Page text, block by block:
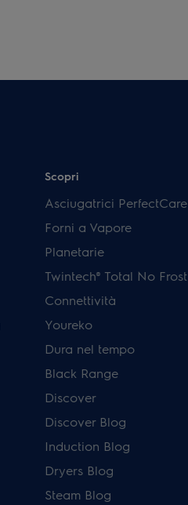
Scopri
Asciugatrici PerfectCare
Forni a Vapore
Planetarie
Twintech® Total No Frost
Connettività
Youreko
Dura nel tempo
Black Range
Discover
Discover Blog
Induction Blog
Dryers Blog
Steam Blog